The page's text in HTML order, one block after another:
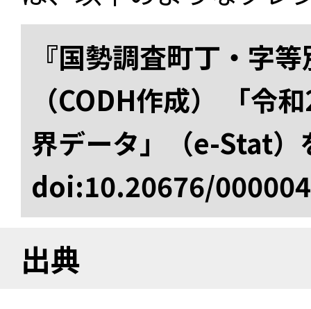
『国勢調査町丁・字
（CODH作成） 「令
界データ」（e-Stat）
doi:10.20676/
出典